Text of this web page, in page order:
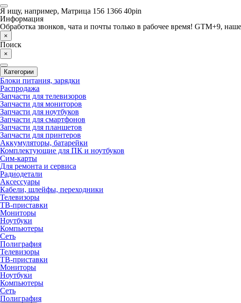
Я ищу, например, Матрица 156 1366 40pin
Информация
Обработка звонков, чата и почты только в рабочее время! GTM+9,
×
Поиск
×
Категории
Блоки питания, зарядки
Распродажа
Запчасти для телевизоров
Запчасти для мониторов
Запчасти для ноутбуков
Запчасти для смартфонов
Запчасти для планшетов
Запчасти для принтеров
Аккумуляторы, батарейки
Комплектующие для ПК и ноутбуков
Сим-карты
Для ремонта и сервиса
Радиодетали
Аксессуары
Кабели, шлейфы, переходники
Телевизоры
ТВ-приставки
Мониторы
Ноутбуки
Компьютеры
Сеть
Полиграфия
Телевизоры
ТВ-приставки
Мониторы
Ноутбуки
Компьютеры
Сеть
Полиграфия